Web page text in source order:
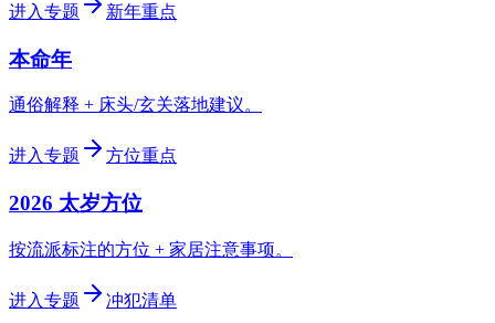
进入专题 新年重点
本命年
通俗解释 + 床头/玄关落地建议。
进入专题 方位重点
2026 太岁方位
按流派标注的方位 + 家居注意事项。
进入专题 冲犯清单